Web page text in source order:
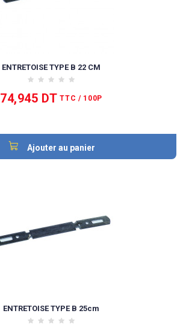
ENTRETOISE TYPE B 22 CM
74,945 DT TTC / 100P
Ajouter au panier
ENTRETOISE TYPE B 25cm